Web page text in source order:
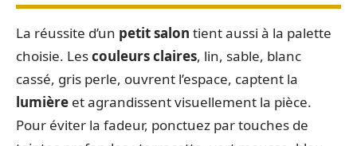
La réussite d’un petit salon tient aussi à la palette
choisie. Lescouleurs claires, lin, sable, blanc
cassé, gris perle, ouvrent l’espace, captent la
lumière et agrandissent visuellement la pièce.
Pour éviter la fadeur, ponctuez par touches de